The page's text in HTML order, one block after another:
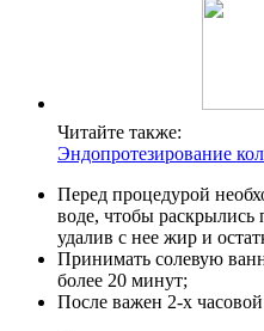
Читайте также:
Эндопротезирование
Перед процедурой
воде, чтобы
удалив с нее жир и
Принимать солевую
более 20 минут;
После важен 2-х